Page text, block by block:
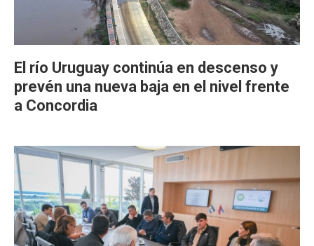
El río Uruguay continúa en descenso y
prevén una nueva baja en el nivel frente
a Concordia